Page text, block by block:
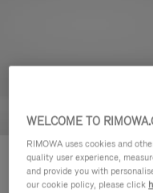
Groove - Leder Tasche mit
Reißverschluss
CHF 455,00
WELCOME TO
RIMOWA uses cookies and
quality user experience,
and provide you with
our cookie policy, please click